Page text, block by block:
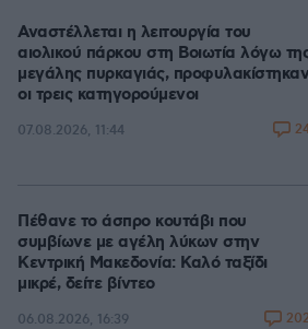
Αναστέλλεται η λειτουργία του
αιολικού πάρκου στη Βοιωτία λόγω
μεγάλης πυρκαγιάς, προφυλακίστηκαν
οι τρεις κατηγορούμενοι
07.08.2026, 11:44
Πέθανε το άσπρο κουτάβι που
συμβίωνε με αγέλη λύκων στην
Κεντρική Μακεδονία: Καλό ταξίδι
μικρέ, δείτε βίντεο
06.08.2026, 16:39 202